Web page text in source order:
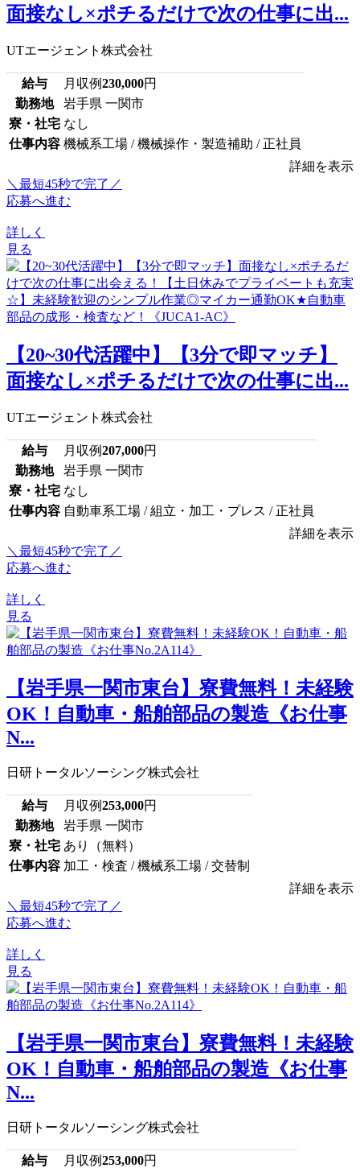
面接なし×ポチるだけで次の仕事に出...
UTエージェント株式会社
給与 月収例230,000円
勤務地
岩手県 一関市
寮・社宅 なし
仕事内容 機械系工場 / 機械操作・製造補助 / 正社員
詳細を表示
＼最短45秒で完了／
応募へ進む
詳しく
見る
【20~30代活躍中】【3分で即マッチ】
面接なし×ポチるだけで次の仕事に出...
UTエージェント株式会社
給与 月収例207,000円
勤務地
岩手県 一関市
寮・社宅 なし
仕事内容 自動車系工場 / 組立・加工・プレス / 正社員
詳細を表示
＼最短45秒で完了／
応募へ進む
詳しく
見る
【岩手県一関市東台】寮費無料！未経験
OK！自動車・船舶部品の製造《お仕事
N...
日研トータルソーシング株式会社
給与 月収例253,000円
勤務地
岩手県 一関市
寮・社宅 あり（無料）
仕事内容 加工・検査 / 機械系工場 / 交替制
詳細を表示
＼最短45秒で完了／
応募へ進む
詳しく
見る
【岩手県一関市東台】寮費無料！未経験
OK！自動車・船舶部品の製造《お仕事
N...
日研トータルソーシング株式会社
給与 月収例253,000円